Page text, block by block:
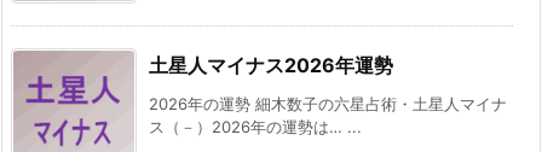
土星人マイナス2026年運勢
2026年の運勢 細木数子の六星占術・土星人マイナ
ス（－）2026年の運勢は… ...